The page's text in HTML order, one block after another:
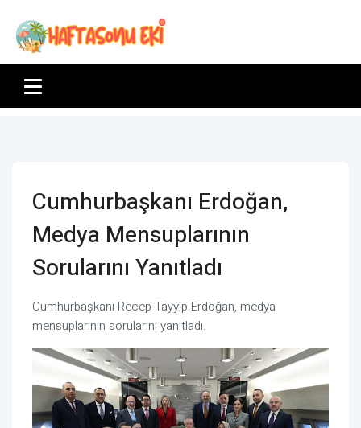
Cumhurbaşkanı Erdoğan,
Medya Mensuplarının
Sorularını Yanıtladı
Cumhurbaşkanı Recep Tayyip Erdoğan, medya
mensuplarının sorularını yanıtladı.